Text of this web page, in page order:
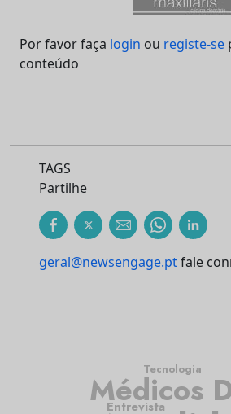
Por favor faça login ou registe-se
conteúdo
TAGS
Partilhe
geral@newsengage.ptfale
Médicos
Entrevista
Tecnologia